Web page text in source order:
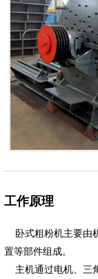
工作原理
卧式粗粉机主要由
置等部件组成。
主机通过电机、三